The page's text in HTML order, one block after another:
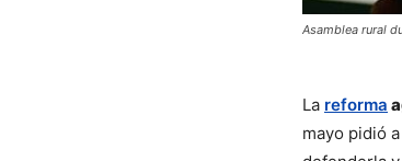
Asamblea rural
La reforma
mayo pidió